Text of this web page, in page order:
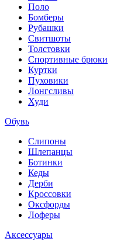
Поло
Бомберы
Рубашки
Свитшоты
Толстовки
Спортивные брюки
Куртки
Пуховики
Лонгсливы
Худи
Обувь
Слипоны
Шлепанцы
Ботинки
Кеды
Дерби
Кроссовки
Оксфорды
Лоферы
Аксессуары